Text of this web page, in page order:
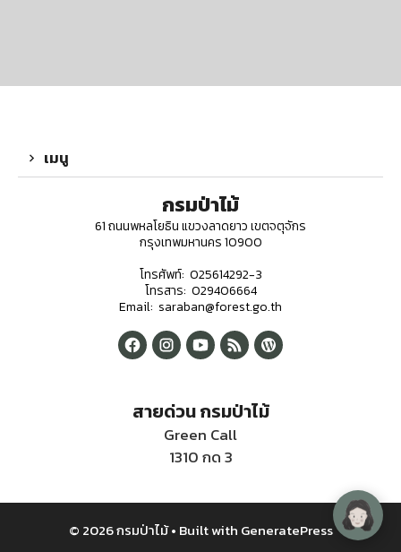
เมนู
กรมป่าไม้
61 ถนนพหลโยธิน แขวงลาดยาว เขตจตุจักร
กรุงเทพมหานคร 10900
โทรศัพท์: 025614292-3
โทรสาร: 029406664
Email: saraban@forest.go.th
สายด่วน กรมป่าไม้
Green Call
1310 กด 3
© 2026 กรมป่าไม้• Built with GeneratePress